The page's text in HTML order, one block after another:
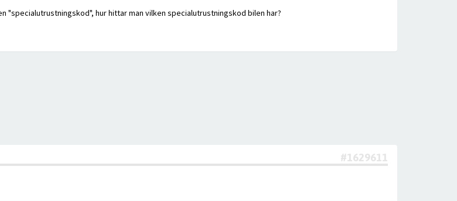
"specialutrustningskod", hur hittar man vilken specialutrustningskod bilen har?
#1629611